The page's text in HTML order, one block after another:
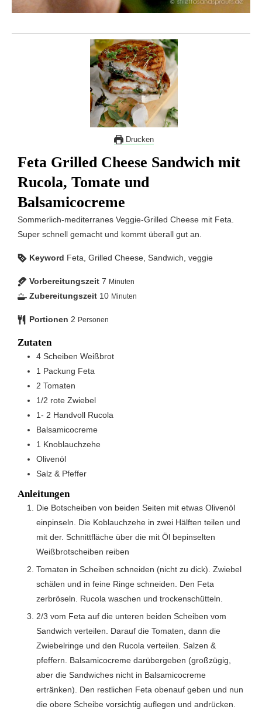
Drucken
Feta Grilled Cheese Sandwich mit
Rucola, Tomate und
Balsamicocreme
Sommerlich-mediterranes Veggie-Grilled Cheese mit Feta.
Super schnell gemacht und kommt überall gut an.
Keyword Feta, Grilled Cheese, Sandwich, veggie
Vorbereitungszeit 7 Minuten
Zubereitungszeit 10 Minuten
Portionen 2 Personen
Zutaten
4 Scheiben Weißbrot
1 Packung Feta
2 Tomaten
1/2 rote Zwiebel
1- 2 Handvoll Rucola
Balsamicocreme
1 Knoblauchzehe
Olivenöl
Salz & Pfeffer
Anleitungen
Die Botscheiben von beiden Seiten mit etwas Olivenöl
einpinseln. Die Koblauchzehe in zwei Hälften teilen und
mit der. Schnittfläche über die mit Öl bepinselten
Weißbrotscheiben reiben
Tomaten in Scheiben schneiden (nicht zu dick). Zwiebel
schälen und in feine Ringe schneiden. Den Feta
zerbröseln. Rucola waschen und trockenschütteln.
2/3 vom Feta auf die unteren beiden Scheiben vom
Sandwich verteilen. Darauf die Tomaten, dann die
Zwiebelringe und den Rucola verteilen. Salzen &
pfeffern. Balsamicocreme darübergeben (großzügig,
aber die Sandwiches nicht in Balsamicocreme
ertränken). Den restlichen Feta obenauf geben und nun
die obere Scheibe vorsichtig auflegen und andrücken.